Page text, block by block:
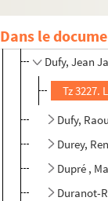
Dans le
Duchamp,
Dufrénoy,
Dufy, Jean
Tz 3227.
Dufy,
Durey,
Dupré ,
Duranot-